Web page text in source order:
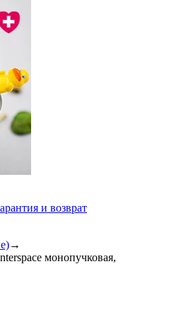
и возврат
→
монопучковая,